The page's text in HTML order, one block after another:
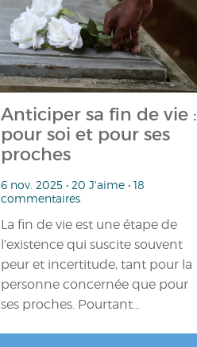
Anticiper sa fin de vie :
pour soi et pour ses
proches
6 nov. 2025 • 20 J'aime • 18
commentaires
La fin de vie est une étape de
l’existence qui suscite souvent
peur et incertitude, tant pour la
personne concernée que pour
ses proches. Pourtant…